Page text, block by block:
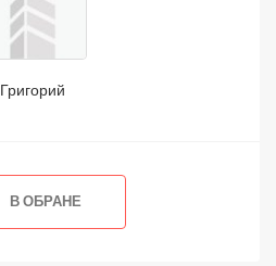
Григорий
В ОБРАНЕ